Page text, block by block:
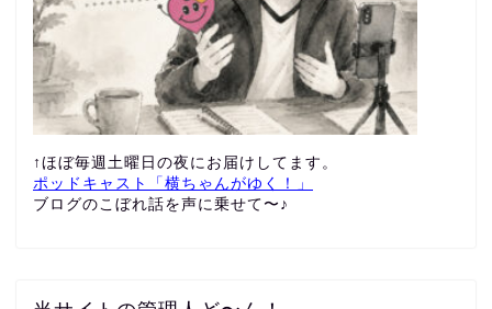
↑ほぼ毎週土曜日の夜にお届けしてます。
ポッドキャスト「横ちゃんがゆく！」
ブログのこぼれ話を声に乗せて〜♪